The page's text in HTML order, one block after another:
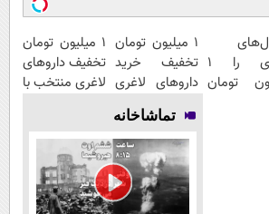
لاغری را ۱
تومان
1 میلیون تومان
تخفیف خرید
داروهای لاغری
با ارسال از
داروخانه و پک
یخ!
۱ میلیون تومان
تخفیف داروهای
لاغری منتخب با
نزدیکت
تماشاخانه